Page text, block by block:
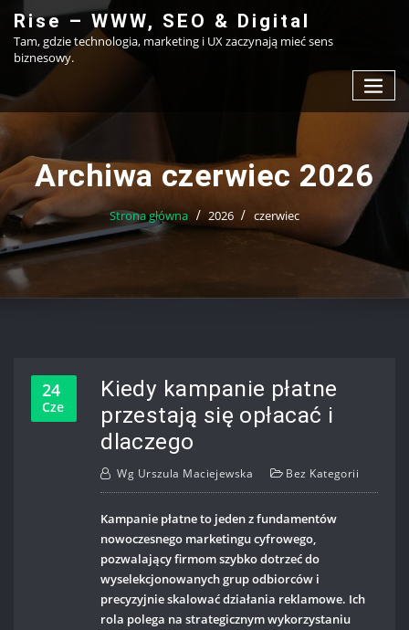
treści
Rise – WWW, SEO & Digital
Tam, gdzie technologia, marketing i UX zaczynają mieć sens
biznesowy.
Archiwa czerwiec 2026
Strona główna 2026 czerwiec
24
Cze
Kiedy kampanie płatne
przestają się opłacać i
dlaczego
Wg Urszula Maciejewska Bez Kategorii
Kampanie płatne to jeden z fundamentów
nowoczesnego marketingu cyfrowego,
pozwalający firmom szybko dotrzeć do
wyselekcjonowanych grup odbiorców i
precyzyjnie skalować działania reklamowe. Ich
rola polega na strategicznym wykorzystaniu